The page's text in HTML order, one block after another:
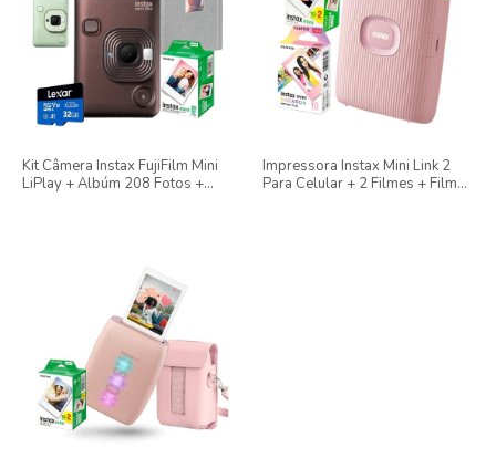
Kit Câmera Instax FujiFilm Mini
LiPlay + Albúm 208 Fotos +
Impressora Instax Mini Link 2
Para Celular + 2 Filmes + Filme